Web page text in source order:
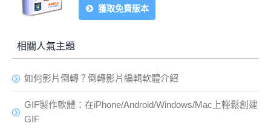
獲取免費版本
相關人氣主題
如何影片倒轉？倒轉影片編輯軟體介紹
GIF製作軟體：在iPhone/Android/Windows/Mac上輕鬆創建
GIF